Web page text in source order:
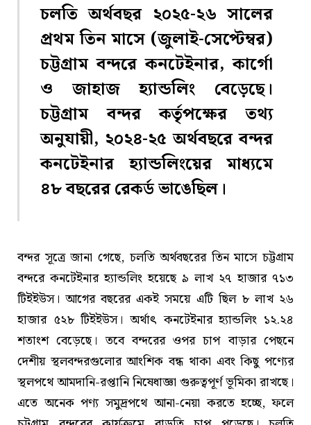
চলতি অর্থবছর ২০২৫-২৬ সালের
প্রথম তিন মাসে (জুলাই-সেপ্টেম্বর)
চট্টগ্রাম বন্দরে কনটেইনার, কার্গো
ও জাহাজ হ্যান্ডলিং বেড়েছে।
চট্টগ্রাম বন্দর কর্তৃপক্ষের তথ্য
অনুযায়ী, ২০২৪-২৫ অর্থবছরে বন্দর
কনটেইনার হ্যান্ডলিংয়ের মাধ্যমে
৪৮ বছরের রেকর্ড ভাঙেছিল।
বন্দর সূত্রে জানা গেছে, চলতি অর্থবছরের তিন মাসে চট্টগ্রাম
বন্দরে কনটেইনার হ্যান্ডলিং হয়েছে ৯ লাখ ২৭ হাজার ৭১৩
টিইইউস। আগের বছরের একই সময়ে এটি ছিল ৮ লাখ ২৬
হাজার ৫২৮ টিইইউস। অর্থাৎ কনটেইনার হ্যান্ডলিং ১২.২৪
শতাংশ বেড়েছে। তবে বন্দরের ওপর চাপ বাড়ার পেছনে
দেশীয় স্থলবন্দরগুলোর আংশিক বন্ধ থাকা এবং কিছু পণ্যের
স্থলপথে আমদানি-রপ্তানি নিষেধাজ্ঞা গুরুত্বপূর্ণ ভূমিকা রাখছে।
এতে অনেক পণ্য সমুদ্রপথে আনা-নেয়া করতে হচ্ছে, ফলে